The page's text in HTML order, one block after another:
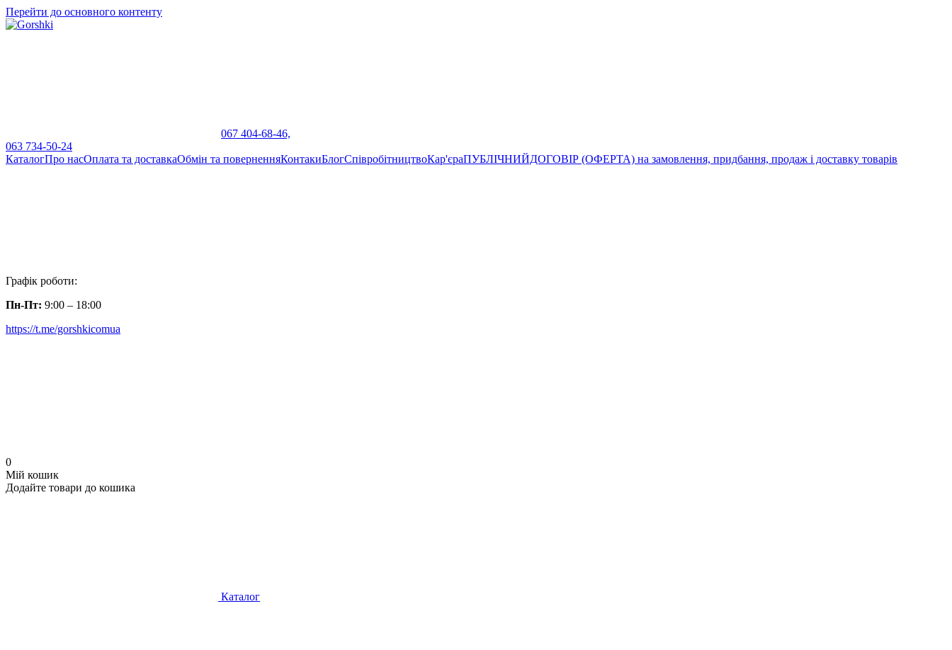
Перейти до основного контенту
067 404-68-46,
063 734-50-24
КаталогПро насОплата та доставкаОбмін та поверненняКонтакиБлогСпівробітництвоКар'єраПУБЛІЧНИЙДОГОВІР (ОФЕРТА) на замовлення, придбання, продаж і доставку товарів
Графік роботи:
Пн-Пт: 9:00 – 18:00
https://t.me/gorshkicomua
0
Мій кошик
Додайте товари до кошика
Каталог